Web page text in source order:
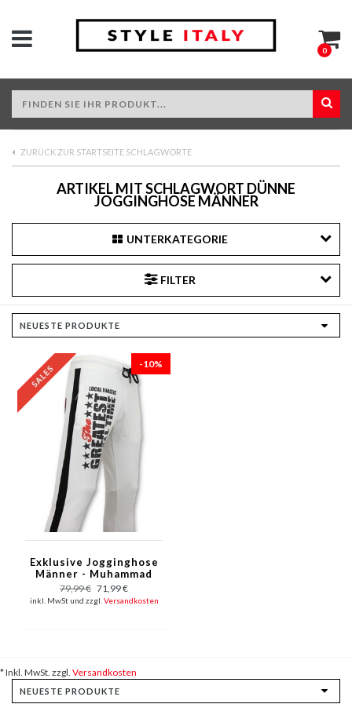
0
ZURÜCK ZUR STARTSEITE SCHLAGWORTE
ARTIKEL MIT SCHLAGWORT DÜNNE
JOGGINGHOSE MÄNNER
UNTERKATEGORIE
FILTER
-10%
Exklusive Jogginghose
Männer - Muhammad
Ali Trainingshose -
Weiß
79,99 € 71,99 €
inkl. MwSt und zzgl. Versandkosten
* Inkl. MwSt. zzgl. Versandkosten